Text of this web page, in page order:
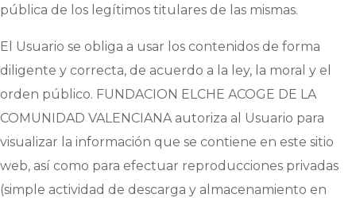
pública de los legítimos titulares de las mismas.
El Usuario se obliga a usar los contenidos de forma
diligente y correcta, de acuerdo a la ley, la moral y el
orden público. FUNDACION ELCHE ACOGE DE LA
COMUNIDAD VALENCIANAautoriza al Usuario para
visualizar la información que se contiene en este sitio
web, así como para efectuar reproducciones privadas
(simple actividad de descarga y almacenamiento en